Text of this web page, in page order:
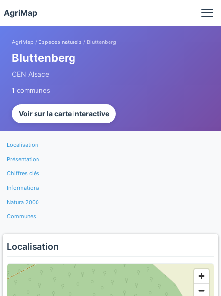
AgriMap
AgriMap / Espaces naturels / Bluttenberg
Bluttenberg
CEN Alsace
1 communes
Voir sur la carte interactive
Localisation
Présentation
Chiffres clés
Informations
Natura 2000
Communes
Localisation